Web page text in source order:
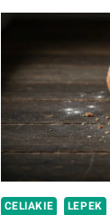
CELIAKIE LEPEK